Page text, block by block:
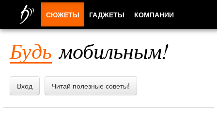
Будь мобильным!
Вход Читай полезные советы!
СЮЖЕТЫ ГАДЖЕТЫ КОМПАНИИ
ПРИЛОЖЕНИЯ